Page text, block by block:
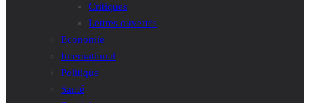
Critiques
Lettres ouvertes
Economie
International
Politique
Santé